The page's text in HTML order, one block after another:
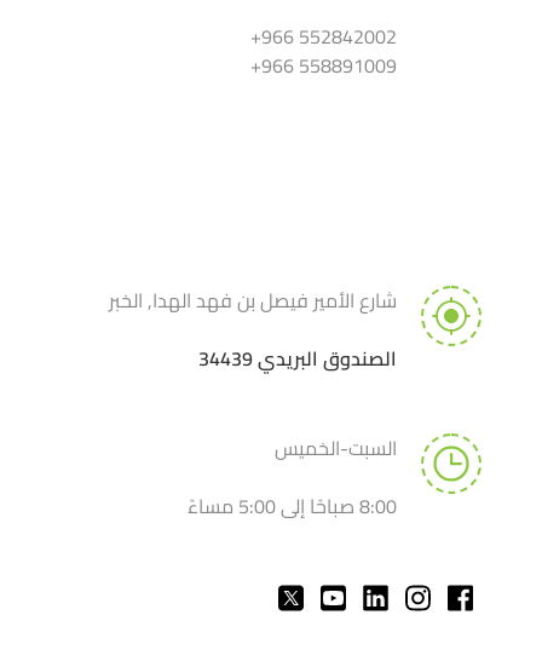
552842002 966+
558891009 966+
شارع الأمير فيصل بن فهد الهدا, الخبر
الصندوق البريدي 34439
السبت-الخميس
8:00 صباحًا إلى 5:00 مساءً